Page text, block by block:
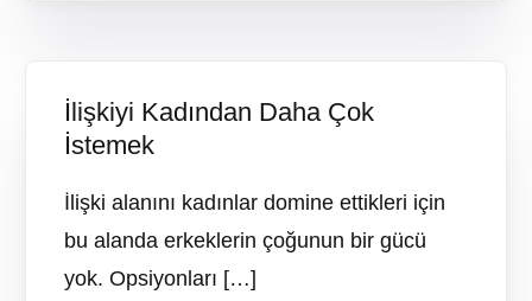
İlişkiyi Kadından Daha Çok
İstemek
İlişki alanını kadınlar domine ettikleri için
bu alanda erkeklerin çoğunun bir gücü
yok. Opsiyonları […]